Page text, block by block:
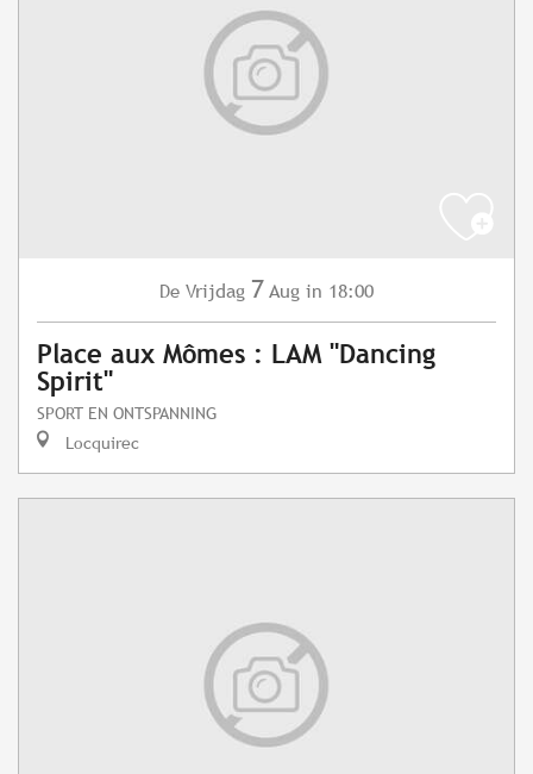
De Vrijdag 7 Aug in 18:00
Place aux Mômes : LAM "Dancing
Spirit"
SPORT EN ONTSPANNING
Locquirec